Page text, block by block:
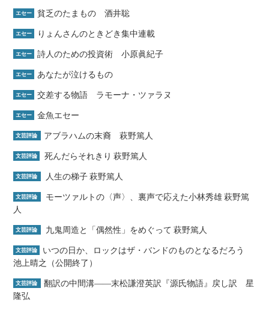
エセー 貧乏のたまもの 酒井聡
エセー りょんさんのときどき集中連載
エセー 詩人のための投資術 小原眞紀子
エセー あなたが泣けるもの
エセー 交差する物語 ラモーナ・ツァラヌ
エセー 金魚エセー
文芸評論 アブラハムの末裔 萩野篤人
文芸評論 死んだらそれきり 萩野篤人
文芸評論 人生の梯子 萩野篤人
文芸評論
モーツァルトの〈声〉、裏声で応えた小林秀雄 萩野篤
人
文芸評論 九鬼周造と「偶然性」をめぐって 萩野篤人
文芸評論
いつの日か、ロックはザ・バンドのものとなるだろう
池上晴之（公開終了）
文芸評論
翻訳の中間溝――末松謙澄英訳『源氏物語』戻し訳 星
隆弘